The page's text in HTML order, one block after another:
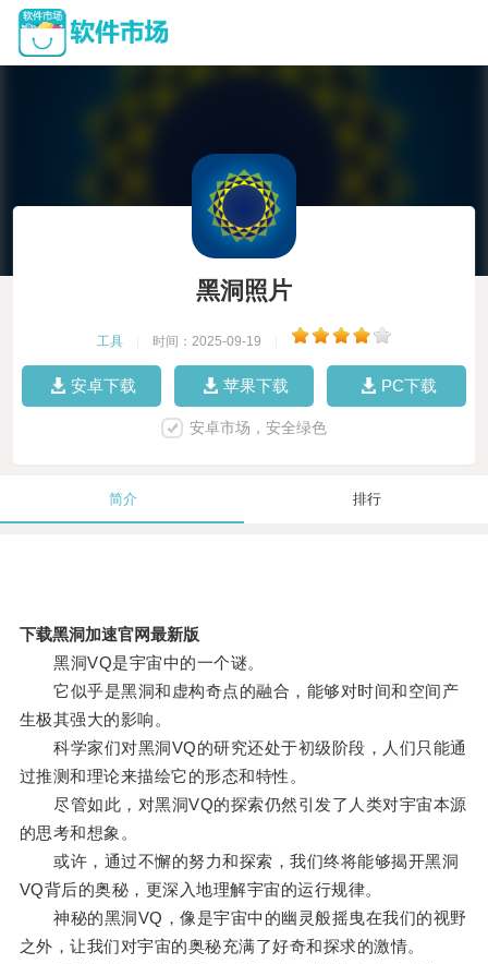
黑洞照片
工具 时间：2025-09-19
安卓下载 苹果下载 PC下载
安卓市场，安全绿色
简介 排行
下载黑洞加速官网最新版
黑洞VQ是宇宙中的一个谜。
它似乎是黑洞和虚构奇点的融合，能够对时间和空间产
生极其强大的影响。
科学家们对黑洞VQ的研究还处于初级阶段，人们只能通
过推测和理论来描绘它的形态和特性。
尽管如此，对黑洞VQ的探索仍然引发了人类对宇宙本源
的思考和想象。
或许，通过不懈的努力和探索，我们终将能够揭开黑洞
VQ背后的奥秘，更深入地理解宇宙的运行规律。
神秘的黑洞VQ，像是宇宙中的幽灵般摇曳在我们的视野
之外，让我们对宇宙的奥秘充满了好奇和探求的激情。